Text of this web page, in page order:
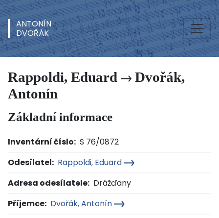
ANTONÍN
DVOŘÁK
Rappoldi, Eduard
Dvořák,
Antonín
Základní informace
Inventární číslo: S 76/0872
Odesílatel: Rappoldi, Eduard
Adresa odesílatele: Drážďany
Příjemce: Dvořák, Antonín